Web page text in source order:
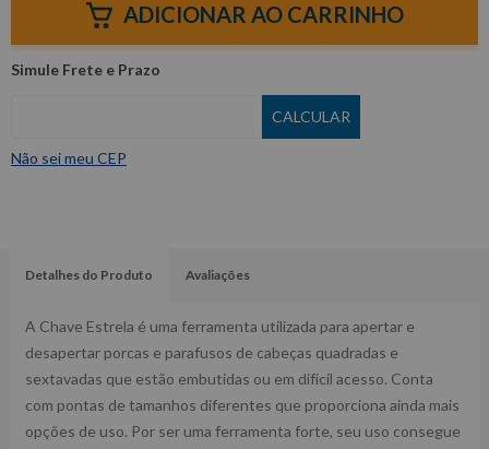
ADICIONAR AO CARRINHO
Não sei meu CEP
Detalhes do Produto Avaliações
A Chave Estrela é uma ferramenta utilizada para apertar e
desapertar porcas e parafusos de cabeças quadradas e
sextavadas que estão embutidas ou em difícil acesso. Conta
com pontas de tamanhos diferentes que proporciona ainda mais
opções de uso. Por ser uma ferramenta forte, seu uso consegue